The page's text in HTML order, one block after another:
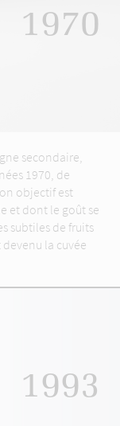
1970
secondaire,
1970, de
objectif est
et dont le goût se
subtiles de fruits
devenu la cuvée
1993